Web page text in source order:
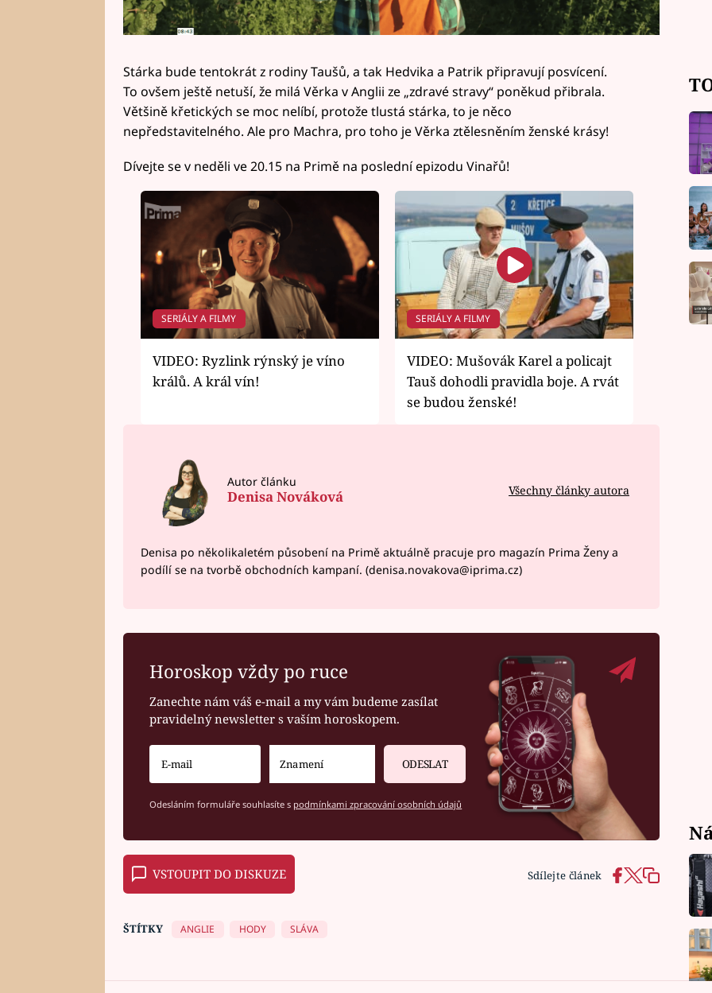
Stárka bude tentokrát z rodiny Taušů, a tak Hedvika a Patrik připravují posvícení.
To ovšem ještě netuší, že milá Věrka v Anglii ze „zdravé stravy“ poněkud přibrala.
Většině křetických se moc nelíbí, protože tlustá stárka, to je něco
nepředstavitelného. Ale pro Machra, pro toho je Věrka ztělesněním ženské krásy!
Dívejte se v neděli ve 20.15 na Primě na poslední epizodu Vinařů!
SERIÁLY A FILMY
VIDEO: Ryzlink rýnský je víno
králů. A král vín!
SERIÁLY A FILMY
VIDEO: Mušovák Karel a policajt
Tauš dohodli pravidla boje. A rvát
se budou ženské!
Autor článku
Denisa Nováková Všechny články autora
Denisa po několikaletém působení na Primě aktuálně pracuje pro magazín Prima Ženy a
podílí se na tvorbě obchodních kampaní. (denisa.novakova@iprima.cz)
Horoskop vždy po ruce
Zanechte nám váš e-mail a my vám budeme zasílat
pravidelný newsletter s vaším horoskopem.
ODESLAT
Odesláním formuláře souhlasíte s podmínkami zpracování osobních údajů
VSTOUPIT DO DISKUZE Sdílejte článek
ŠTÍTKY ANGLIE HODY SLÁVA